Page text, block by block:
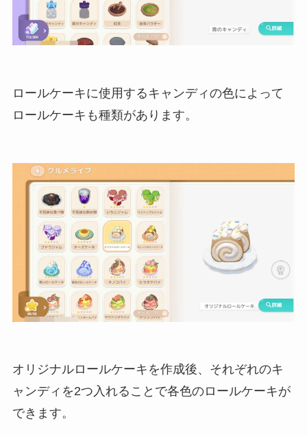
ロールケーキに使用するキャンディの色によって
ロールケーキも種類があります。
オリジナルロールケーキを作成後、それぞれのキ
ャンディを2つ入れることで各色のロールケーキが
できます。